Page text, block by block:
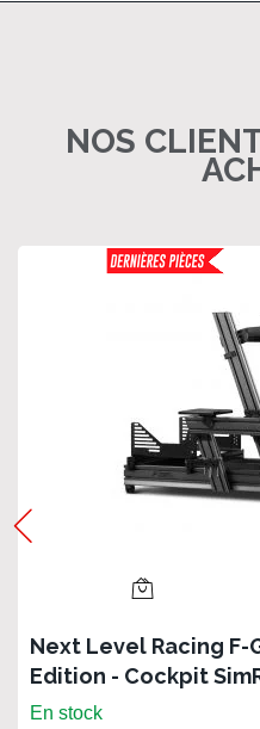
NOS
Next Level Racing
Edition - Cockpit
En stock